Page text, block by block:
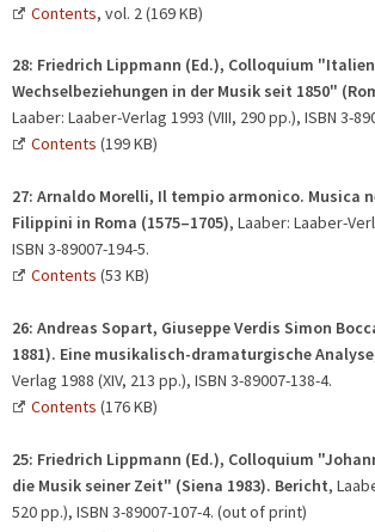
Contents, vol. 2 (169 KB)
28: Friedrich Lippmann (Ed.), Colloquium
Wechselbeziehungen in der Musik seit 1850"
Laaber: Laaber-Verlag 1993 (VIII, 290 pp.), ISBN 3-
Contents (199 KB)
27: Arnaldo Morelli, Il tempio armonico. Musica
Filippini in Roma (1575–1705), Laaber: Laaber-
ISBN 3-89007-194-5.
Contents (53 KB)
26: Andreas Sopart, Giuseppe Verdis Simon
1881). Eine musikalisch-dramaturgische Analyse
Verlag 1988 (XIV, 213 pp.), ISBN 3-89007-138-4.
Contents (176 KB)
25: Friedrich Lippmann (Ed.), Colloquium
die Musik seiner Zeit" (Siena 1983). Bericht,
520 pp.), ISBN 3-89007-107-4. (out of print)